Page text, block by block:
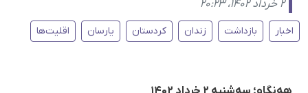
۲ خرداد ۱۴۰۲، ۲۰:۲۳
اخبار بازداشت زندان کردستان یارسان اقلیت‌ها